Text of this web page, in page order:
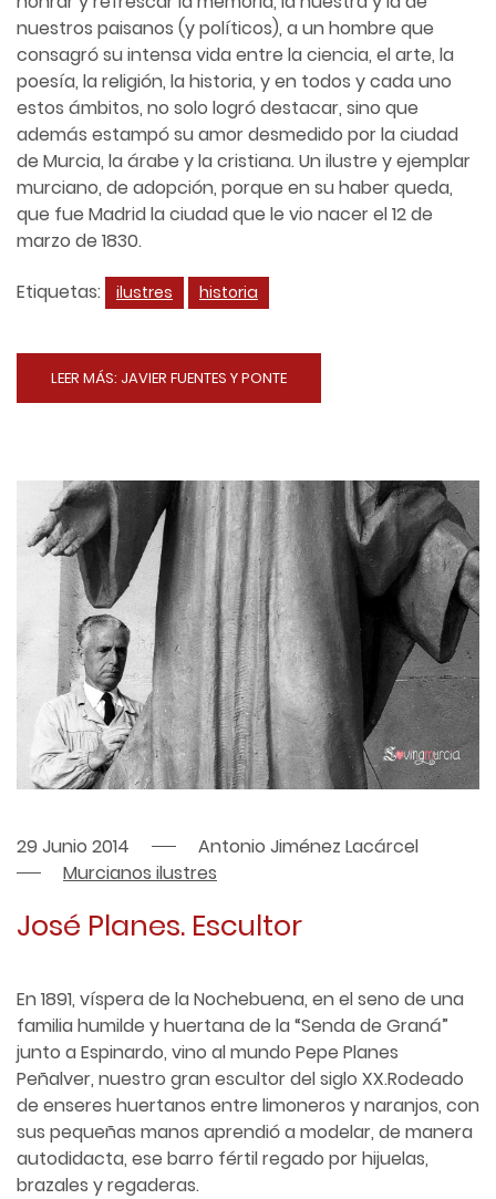
nuestros paisanos (y políticos), a un hombre que
consagró su intensa vida entre la ciencia, el arte, la
poesía, la religión, la historia, y en todos y cada uno
estos ámbitos, no solo logró destacar, sino que
además estampó su amor desmedido por la ciudad
de Murcia, la árabe y la cristiana. Un ilustre y ejemplar
murciano, de adopción, porque en su haber queda,
que fue Madrid la ciudad que le vio nacer el 12 de
marzo de 1830.
Etiquetas:
ilustres historia
LEER MÁS: JAVIER FUENTES Y PONTE
29 Junio 2014
Antonio Jiménez Lacárcel
Murcianos ilustres
José Planes. Escultor
En 1891, víspera de la Nochebuena, en el seno de una
familia humilde y huertana de la “Senda de Graná”
junto a Espinardo, vino al mundo Pepe Planes
Peñalver, nuestro gran escultor del siglo XX.Rodeado
de enseres huertanos entre limoneros y naranjos, con
sus pequeñas manos aprendió a modelar, de manera
autodidacta, ese barro fértil regado por hijuelas,
brazales y regaderas.